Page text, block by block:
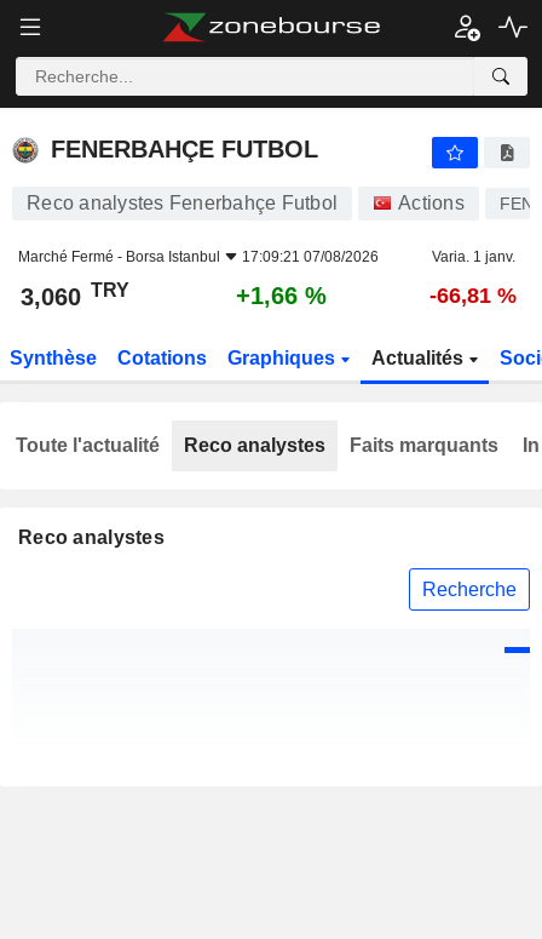
FENERBAHÇE FUTBOL
FENERBAHÇE FUTBOL
Reco analystes Fenerbahçe Futbol Actions
Marché Fermé - Borsa Istanbul 17:09:21 07/08/2026 Varia. 1 janv.
3,060 TRY +1,66 % -66,81 %
Synthèse Cotations Graphiques Actualités
Reco analystes
Recherche
Toute l'actualité Reco analystes Faits marquants